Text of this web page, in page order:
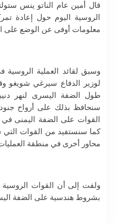
قال أمين عام الناتو ينس
الروسية اليوم حول إعادة
معلومات أوفى عن الوضع على
وسبق لقائد العملية
لوزير الدفاع سيرغي شويغو
طول الضفة اليسرى لنهر
سنحافظ بذلك على أرواح
القوات على الضفة اليمنى
كما سنستفيد من القوات التي
محاور أخرى في منطقة
ولفت إلى أن القوات
بشروط هندسية على الضفة